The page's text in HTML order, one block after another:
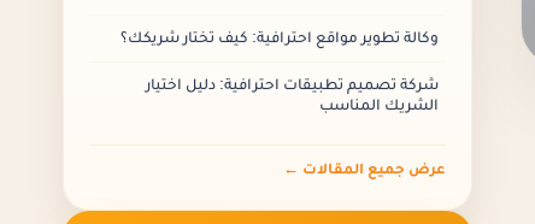
وكالة تطوير مواقع احترافية: كيف تختار شريكك؟
شركة تصميم تطبيقات احترافية: دليل اختيار
الشريك المناسب
عرض جميع المقالات ←